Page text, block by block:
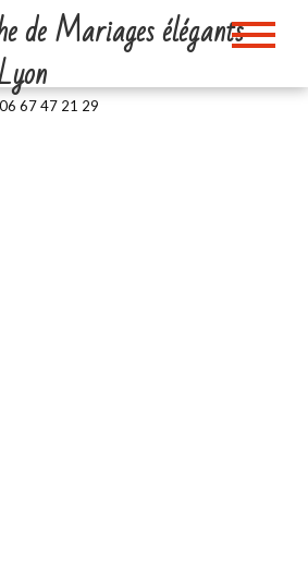
de Mariages élégants
67 47 21 29